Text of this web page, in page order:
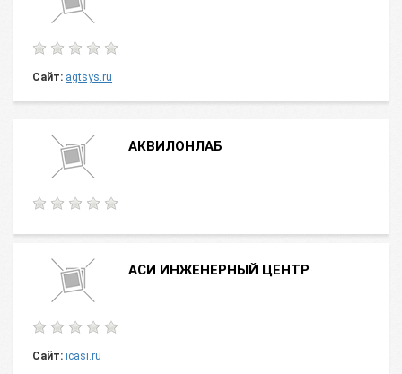
Сайт: agtsys.ru
АКВИЛОНЛАБ
АСИ ИНЖЕНЕРНЫЙ ЦЕНТР
Сайт: icasi.ru